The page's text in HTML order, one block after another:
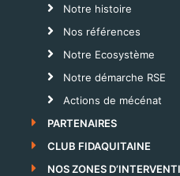
Notre histoire
Nos références
Notre Ecosystème
Notre démarche RSE
Actions de mécénat
PARTENAIRES
CLUB FIDAQUITAINE
NOS ZONES